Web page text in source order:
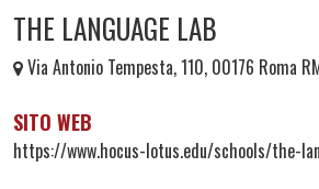
THE LANGUAGE LAB
Via Antonio Tempesta, 110, 00176 Roma
SITO WEB
https://www.hocus-lotus.edu/schools/the-